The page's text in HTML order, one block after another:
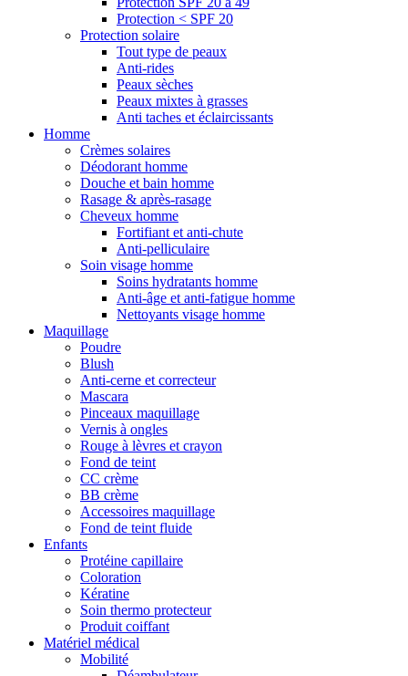
Protection < SPF 20
Protection solaire
Tout type de peaux
Anti-rides
Peaux sèches
Peaux mixtes à grasses
Anti taches et éclaircissants
Homme
Crèmes solaires
Déodorant homme
Douche et bain homme
Rasage & après-rasage
Cheveux homme
Fortifiant et anti-chute
Anti-pelliculaire
Soin visage homme
Soins hydratants homme
Anti-âge et anti-fatigue homme
Nettoyants visage homme
Maquillage
Poudre
Blush
Anti-cerne et correcteur
Mascara
Pinceaux maquillage
Vernis à ongles
Rouge à lèvres et crayon
Fond de teint
CC crème
BB crème
Accessoires maquillage
Fond de teint fluide
Enfants
Protéine capillaire
Coloration
Kératine
Soin thermo protecteur
Produit coiffant
Matériel médical
Mobilité